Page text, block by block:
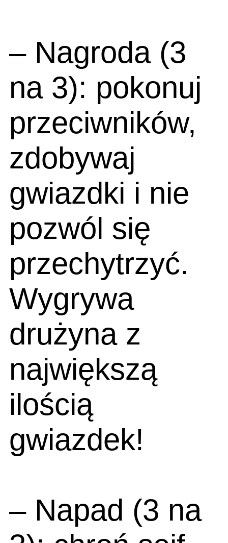
– Nagroda (3
na 3): pokonuj
przeciwników,
zdobywaj
gwiazdki i nie
pozwól się
przechytrzyć.
Wygrywa
drużyna z
największą
ilością
gwiazdek!
– Napad (3 na